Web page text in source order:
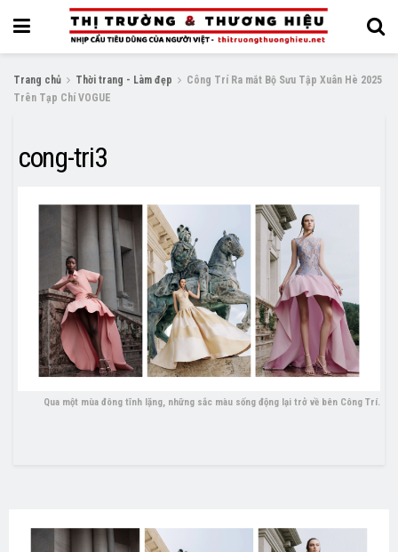
Trang chủ Thời trang - Làm đẹp
Công Trí Ra mắt Bộ Sưu Tập Xuân Hè 2025
Trên Tạp Chí VOGUE
cong-tri3
Qua một mùa đông tĩnh lặng, những sắc màu sống động lại trở về bên Công Trí.